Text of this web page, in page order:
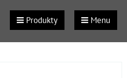
Produkty Menu